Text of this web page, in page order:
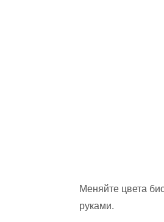
Меняйте цвета
руками.